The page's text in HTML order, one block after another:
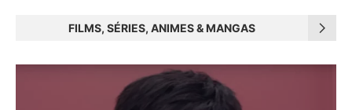
FILMS, SÉRIES, ANIMES & MANGAS